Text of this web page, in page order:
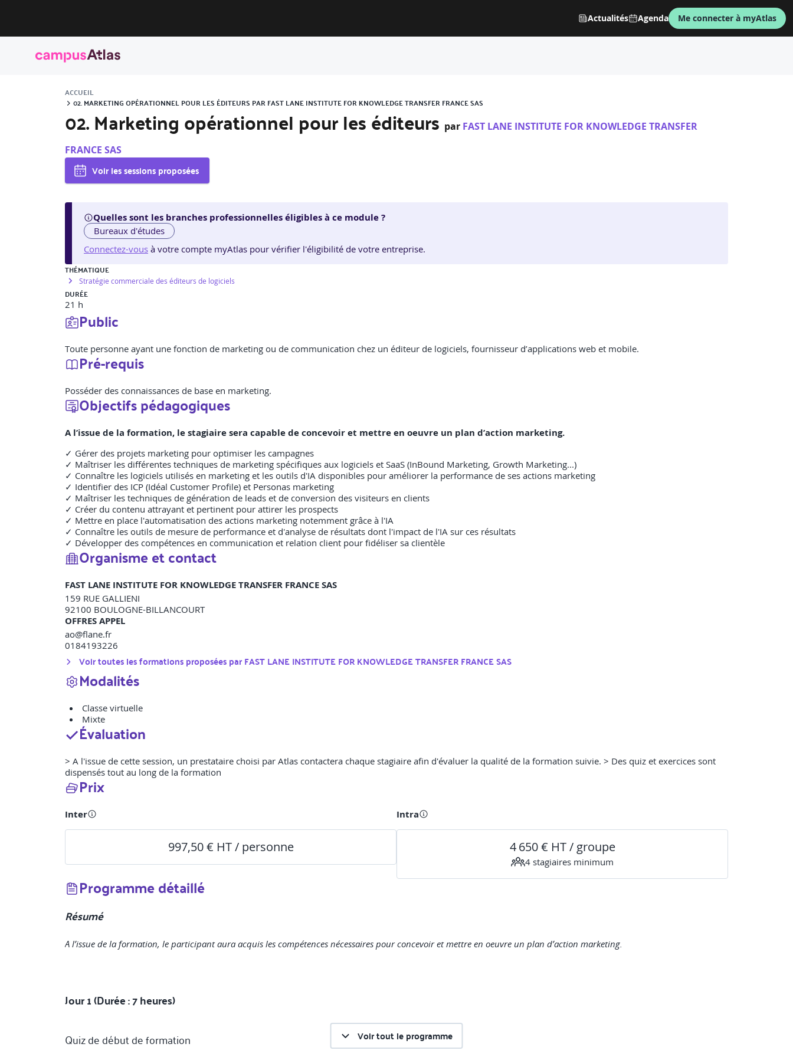
Actualités Agenda Me connecter à myAtlas
ACCUEIL
02. MARKETING OPÉRATIONNEL POUR LES ÉDITEURS PAR FAST LANE INSTITUTE FOR KNOWLEDGE TRANSFER FRANCE SAS
02. Marketing opérationnel pour les éditeurs par FAST LANE INSTITUTE FOR KNOWLEDGE TRANSFER
FRANCE SAS
Voir les sessions proposées
Quelles sont les branches professionnelles éligibles à ce module ?
Bureaux d'études
Connectez-vous à votre compte myAtlas pour vérifier l'éligibilité de votre entreprise.
THÉMATIQUE
Stratégie commerciale des éditeurs de logiciels
DURÉE
21 h
Public
Toute personne ayant une fonction de marketing ou de communication chez un éditeur de logiciels, fournisseur d’applications web et mobile.
Pré-requis
Posséder des connaissances de base en marketing.
Objectifs pédagogiques
A l’issue de la formation, le stagiaire sera capable de concevoir et mettre en oeuvre un plan d’action marketing.
✓ Gérer des projets marketing pour optimiser les campagnes
✓ Maîtriser les différentes techniques de marketing spécifiques aux logiciels et SaaS (InBound Marketing, Growth Marketing...)
✓ Connaître les logiciels utilisés en marketing et les outils d'IA disponibles pour améliorer la performance de ses actions marketing
✓ Identifier des ICP (Idéal Customer Profile) et Personas marketing
✓ Maîtriser les techniques de génération de leads et de conversion des visiteurs en clients
✓ Créer du contenu attrayant et pertinent pour attirer les prospects
✓ Mettre en place l'automatisation des actions marketing notemment grâce à l'IA
✓ Connaître les outils de mesure de performance et d'analyse de résultats dont l'impact de l'IA sur ces résultats
✓ Développer des compétences en communication et relation client pour fidéliser sa clientèle
Organisme et contact
FAST LANE INSTITUTE FOR KNOWLEDGE TRANSFER FRANCE SAS
159 RUE GALLIENI
92100 BOULOGNE-BILLANCOURT
OFFRES APPEL
ao@flane.fr
0184193226
Voir toutes les formations proposées parFAST LANE INSTITUTE FOR KNOWLEDGE TRANSFER FRANCE SAS
Modalités
Classe virtuelle
Mixte
Évaluation
> A l'issue de cette session, un prestataire choisi par Atlas contactera chaque stagiaire afin d'évaluer la qualité de la formation suivie. > Des quiz et exercices sont
dispensés tout au long de la formation
Prix
Inter
997,50 € HT / personne
Intra
4 650 € HT / groupe
4 stagiaires minimum
Programme détaillé
Résumé
A l’issue de la formation, le participant aura acquis les compétences nécessaires pour concevoir et mettre en oeuvre un plan d’action marketing.
Jour 1 (Durée : 7 heures)
Quiz de début de formation Voir tout le programme